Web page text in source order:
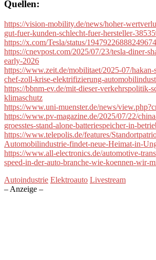
Quellen:
https://vision-mobility.de/news/hoher-
gut-fuer-kunden-schlecht-fuer-hersteller-
https://x.com/Tesla/status/
https://cnevpost.com/2025/07/23/tesla-diner-
early-2026
https://www.zeit.de/mobilitaet/2025-07/hakan-
chef-zoll-krise-elektrifizierung-
https://bbnm-ev.de/mit-dieser-verkehrspolitik-
klimaschutz
https://www.uni-muenster.de/news/
https://www.pv-magazine.de/2025/07/22/
groesstes-stand-alone-batteriespeicher-in-
https://www.telepolis.de/features/
Automobilindustrie-findet-neue-Heimat-in-
https://www.all-electronics.de/automotive-
speed-in-der-auto-branche-wie-koennen-wir-
Autoindustrie Elektroauto Livestream
– Anzeige –